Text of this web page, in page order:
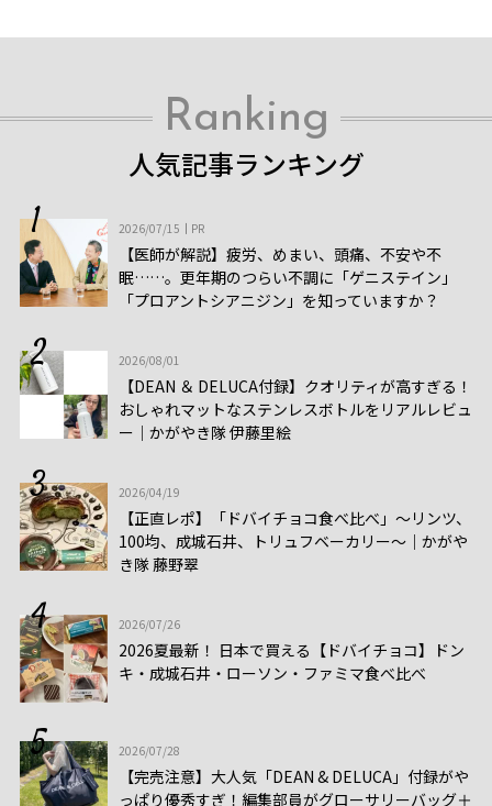
Ranking
人気記事ランキング
2026/07/15 PR
【医師が解説】疲労、めまい、頭痛、不安や不
眠……。更年期のつらい不調に「ゲニステイン」
「プロアントシアニジン」を知っていますか？
2026/08/01
【DEAN ＆ DELUCA付録】クオリティが高すぎる！
おしゃれマットなステンレスボトルをリアルレビュ
ー│かがやき隊 伊藤里絵
2026/04/19
【正直レポ】「ドバイチョコ食べ比べ」～リンツ、
100均、成城石井、トリュフベーカリー～｜かがや
き隊 藤野翠
2026/07/26
2026夏最新！ 日本で買える【ドバイチョコ】ドン
キ・成城石井・ローソン・ファミマ食べ比べ
2026/07/28
【完売注意】大人気「DEAN & DELUCA」付録がや
っぱり優秀すぎ！編集部員がグローサリーバッグ＋